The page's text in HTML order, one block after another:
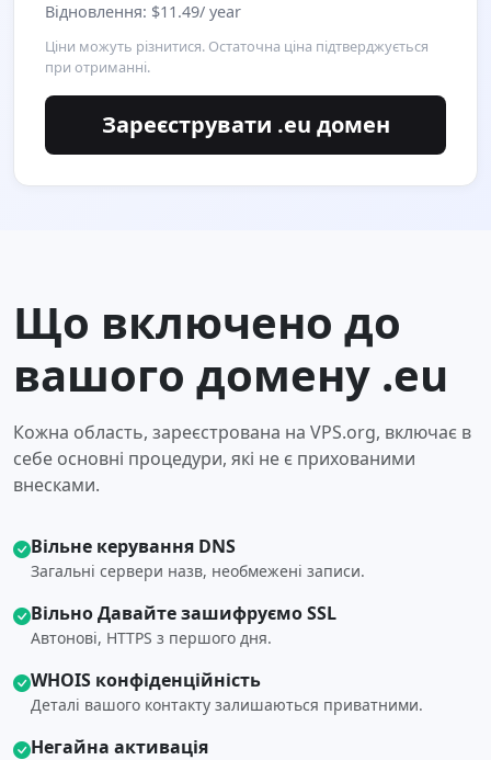
Відновлення: $11.49/ year
Ціни можуть різнитися. Остаточна ціна підтверджується
при отриманні.
Зареєструвати .eu домен
Що включено до
вашого домену .eu
Кожна область, зареєстрована на VPS.org, включає в
себе основні процедури, які не є прихованими
внесками.
Вільне керування DNS
Загальні сервери назв, необмежені записи.
Вільно Давайте зашифруємо SSL
Автонові, HTTPS з першого дня.
WHOIS конфіденційність
Деталі вашого контакту залишаються приватними.
Негайна активація